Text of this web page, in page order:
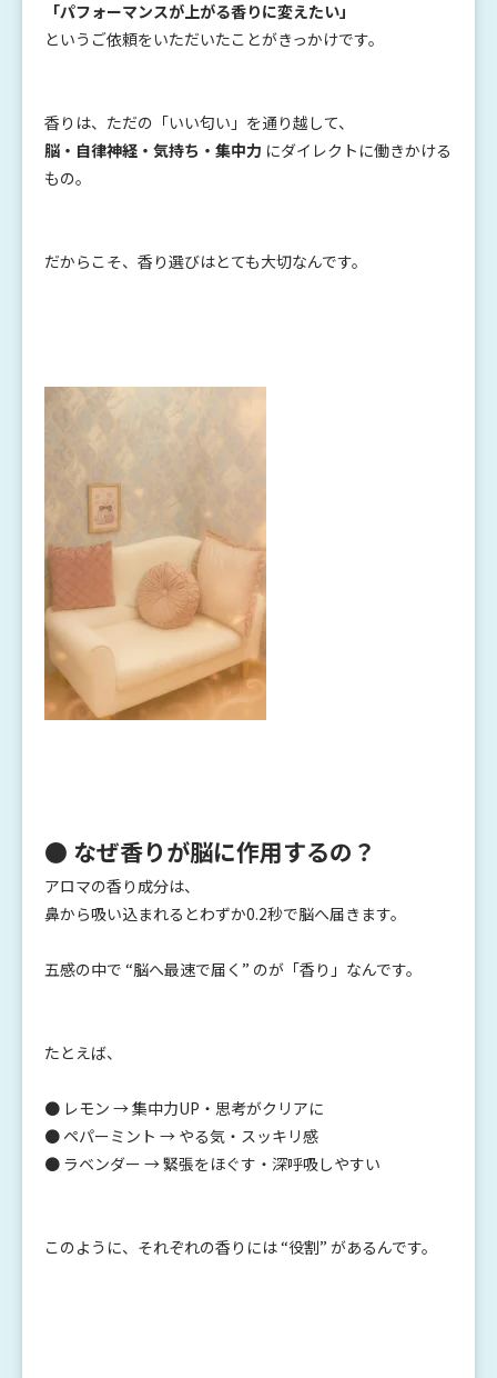
「パフォーマンスが上がる香りに変えたい」
というご依頼をいただいたことがきっかけです。
香りは、ただの「いい匂い」を通り越して、
脳・自律神経・気持ち・集中力 にダイレクトに働きかける
もの。
だからこそ、香り選びはとても大切なんです。
● なぜ香りが脳に作用するの？
アロマの香り成分は、
鼻から吸い込まれるとわずか0.2秒で脳へ届きます。
五感の中で “脳へ最速で届く” のが「香り」なんです。
たとえば、
● レモン → 集中力UP・思考がクリアに
● ペパーミント → やる気・スッキリ感
● ラベンダー → 緊張をほぐす・深呼吸しやすい
このように、それぞれの香りには “役割” があるんです。